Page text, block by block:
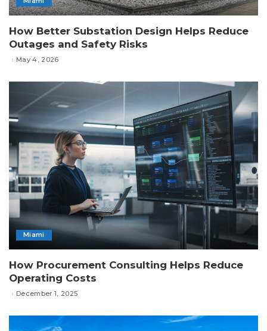
How Better Substation Design Helps Reduce
Outages and Safety Risks
May 4, 2026
Miami
How Procurement Consulting Helps Reduce
Operating Costs
December 1, 2025